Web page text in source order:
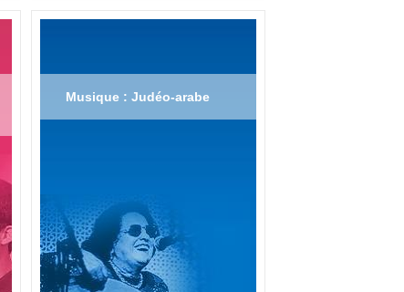
Musique : Judéo-arabe